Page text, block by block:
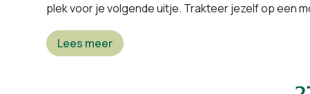
plek voor je volgende uitje. Trakteer jezelf op een
Lees meer